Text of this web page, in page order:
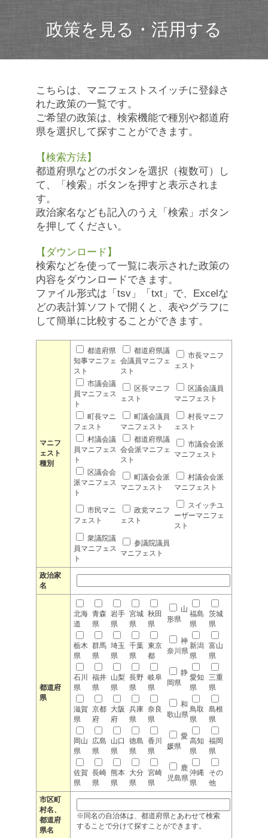
政策を見る・活用する
こちらは、マニフェストスイッチに登録さ
れた政策の一覧です。
ご希望の政策は、検索機能で種別や都道府
県を選択して探すことができます。
【検索方法】
都道府県などのボタンを選択（複数可）し
て、「検索」ボタンを押すと表示されま
す。
政治家名なども記入のうえ「検索」ボタン
を押してください。
【ダウンロード】
検索などを使って一覧に表示された政策の
内容をダウンロードできます。
ファイル形式は「tsv」「txt」で、Excelな
どの表計算ソフトで開くと、表やグラフに
して簡単に比較することができます。
マニフ
ェスト
種別
都道府県
知事マニフェ
スト
都道府県議
会議員マニフェ
スト
市長マニフ
ェスト
市議会議
員マニフェス
ト
区長マニフ
ェスト
区議会議員
マニフェスト
町長マニ
フェスト
町議会議員
マニフェスト
村長マニフ
ェスト
村議会議
員マニフェス
ト
都道府県議
会会派マニフェ
スト
市議会会派
マニフェスト
区議会会
派マニフェス
ト
町議会会派
マニフェスト
村議会会派
マニフェスト
市民マニ
フェスト
政党マニフ
ェスト
スイッチユ
ーザーマニフェ
スト
衆議院議
員マニフェス
ト
参議院議員
マニフェスト
政治家
名
都道府
県
北海
道
青森
県
岩手
県
宮城
県
秋田
県
山
形県
福島
県
茨城
県
栃木
県
群馬
県
埼玉
県
千葉
県
東京
都
神
奈川県
新潟
県
富山
県
石川
県
福井
県
山梨
県
長野
県
岐阜
県
静
岡県
愛知
県
三重
県
滋賀
県
京都
府
大阪
府
兵庫
県
奈良
県
和
歌山県
鳥取
県
島根
県
岡山
県
広島
県
山口
県
徳島
県
香川
県
愛
媛県
高知
県
福岡
県
佐賀
県
長崎
県
熊本
県
大分
県
宮崎
県
鹿
児島県
沖縄
県
その
他
市区町
村名、
都道府
県名
※同名の自治体は、都道府県とあわせて検索
することで分けて探すことができます。